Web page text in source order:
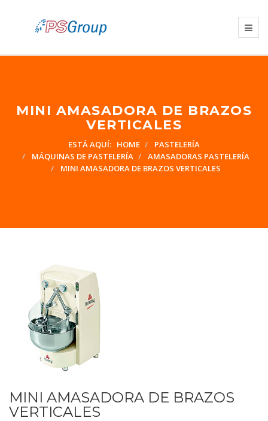
MINI AMASADORA DE BRAZOS
VERTICALES
ESTÁ AQUÍ: HOME
PASTELERÍA
MÁQUINAS DE PASTELERÍA
AMASADORAS PASTELERÍA
MINI AMASADORA DE BRAZOS VERTICALES
MINI AMASADORA DE BRAZOS
VERTICALES